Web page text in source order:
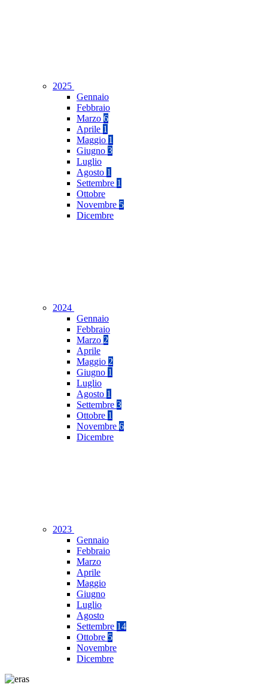
2025
Gennaio
Febbraio
Marzo 6
Aprile 1
Maggio 1
Giugno 3
Luglio
Agosto 1
Settembre 1
Ottobre
Novembre 5
Dicembre
2024
Gennaio
Febbraio
Marzo 2
Aprile
Maggio 2
Giugno 1
Luglio
Agosto 1
Settembre 3
Ottobre 1
Novembre 6
Dicembre
2023
Gennaio
Febbraio
Marzo
Aprile
Maggio
Giugno
Luglio
Agosto
Settembre 14
Ottobre 5
Novembre
Dicembre